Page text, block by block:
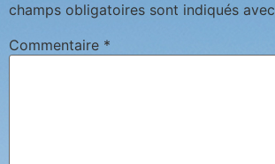
champs obligatoires sont indiqués avec
Commentaire *